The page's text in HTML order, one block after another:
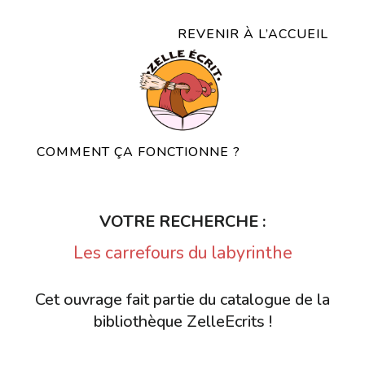
REVENIR À L’ACCUEIL
COMMENT ÇA FONCTIONNE ?
VOTRE RECHERCHE :
Les carrefours du labyrinthe
Cet ouvrage fait partie du catalogue de la
bibliothèque ZelleEcrits !